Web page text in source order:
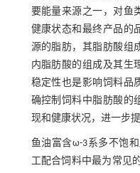
要能量来源之一，对鱼
健康状态和最终产品的
源的脂肪，其脂肪酸组
内脂肪酸的组成及其生
稳定性也是影响饲料品
确控制饲料中脂肪酸的
现和健康状况，进一步
鱼油富含ω-3系多不饱和
工配合饲料中最为常见